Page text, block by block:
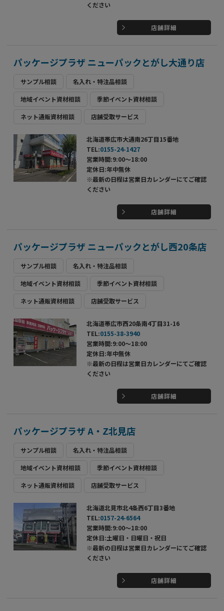
ください
店舗詳細
パッケージプラザ ニューパックとがし大通り店
サンプル相談 名入れ・特注品相談
地域イベント資材相談 季節イベント資材相談
ネット通販資材相談 店舗受取サービス
北海道帯広市大通南26丁目15番地
TEL:0155-24-1427
営業時間:9:00～18:00
定休日:年中無休
※最新の日程は営業日カレンダーにてご確認
ください
店舗詳細
パッケージプラザ ニューパックとがし西20条店
サンプル相談 名入れ・特注品相談
地域イベント資材相談 季節イベント資材相談
ネット通販資材相談 店舗受取サービス
北海道帯広市西20条南4丁目31-16
TEL:0155-38-3940
営業時間:9:00～18:00
定休日:年中無休
※最新の日程は営業日カレンダーにてご確認
ください
店舗詳細
パッケージプラザ A・Z北見店
サンプル相談 名入れ・特注品相談
地域イベント資材相談 季節イベント資材相談
ネット通販資材相談 店舗受取サービス
北海道北見市北4条西6丁目3番地
TEL:0157-24-6564
営業時間:9:00～18:00
定休日:土曜日・日曜日・祝日
※最新の日程は営業日カレンダーにてご確認
ください
店舗詳細